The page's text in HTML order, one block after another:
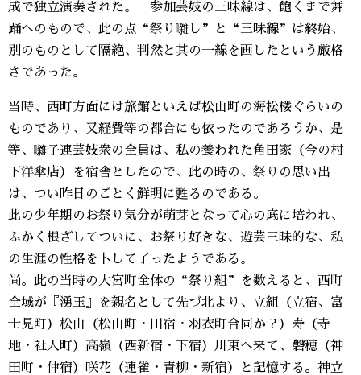
成で独立演奏された。 参加芸妓の三味線は、飽くまで舞
踊へのもので、此の点“祭り囃し”と“三味線”は終始、
別のものとして隔絶、判然と其の一線を画したという厳格
さであった。
当時、西町方面には旅館といえば松山町の海松楼ぐらいの
ものであり、又経費等の都合にも依ったのであろうか、是
等、囃子連芸妓衆の全員は、私の養われた角田家（今の村
下洋傘店）を宿舎としたので、此の時の、祭りの思い出
は、つい昨日のごとく鮮明に甦るのである。
此の少年期のお祭り気分が萌芽となって心の底に培われ、
ふかく根ざしてついに、お祭り好きな、遊芸三昧的な、私
の生涯の性格を卜して了ったようである。
尚。此の当時の大宮町全体の“祭り組”を数えると、西町
全域が『湧玉』を親名として先づ北より、立組（立宿、富
士見町）松山（松山町・田宿・羽衣町合同か？）寿（寺
地・社人町）高嶺（西新宿・下宿）川東へ来て、磐穂（神
田町・仲宿）咲花（連雀・青柳・新宿）と記憶する。神立